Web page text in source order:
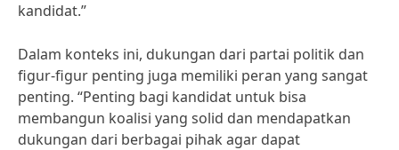
kandidat.”
Dalam konteks ini, dukungan dari partai politik dan
figur-figur penting juga memiliki peran yang sangat
penting. “Penting bagi kandidat untuk bisa
membangun koalisi yang solid dan mendapatkan
dukungan dari berbagai pihak agar dapat